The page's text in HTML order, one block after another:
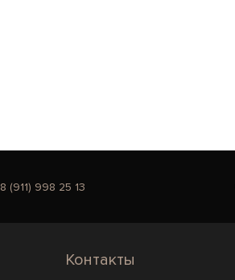
8 (911) 998 25 13
Контакты